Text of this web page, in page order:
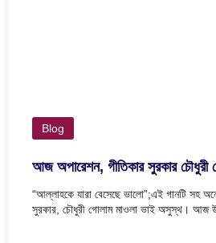
Blog
আজ অপারেশন, গীতিকার সুরকার চৌধুরী
“আল্লাহকে যারা বেসেছে ভালো”;এই গানটি সহ
সুরকার, চৌধুরী গোলাম মাওলা ভাই অসুস্থ। আজ